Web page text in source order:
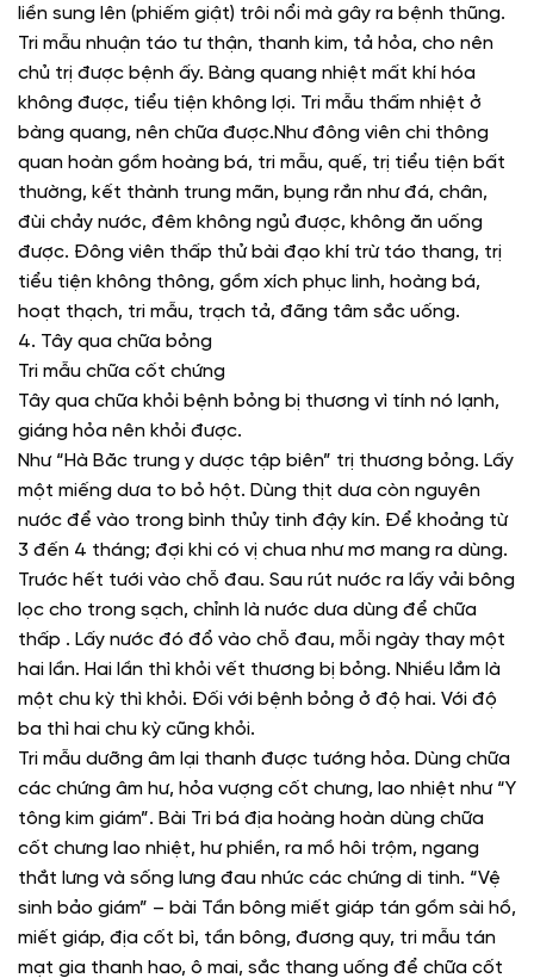
liền sung lên (phiếm giật) trôi nổi mà gây ra bệnh thũng.
Tri mẫu nhuận táo tư thận, thanh kim, tả hỏa, cho nên
chủ trị được bệnh ấy. Bàng quang nhiệt mất khí hóa
không được, tiểu tiện không lợi. Tri mẫu thấm nhiệt ở
bàng quang, nên chữa được.Như đông viên chi thông
quan hoàn gồm hoàng bá, tri mẫu, quế, trị tiểu tiện bất
thường, kết thành trung mãn, bụng rắn như đá, chân,
đùi chảy nước, đêm không ngủ được, không ăn uống
được. Đông viên thấp thử bài đạo khí trừ táo thang, trị
tiểu tiện không thông, gồm xích phục linh, hoàng bá,
hoạt thạch, tri mẫu, trạch tả, đãng tâm sắc uống.
4. Tây qua chữa bỏng
Tri mẫu chữa cốt chứng
Tây qua chữa khỏi bệnh bỏng bị thương vì tính nó lạnh,
giáng hỏa nên khỏi được.
Như “Hà Băc trung y dược tập biên” trị thương bỏng. Lấy
một miếng dưa to bỏ hột. Dùng thịt dưa còn nguyên
nước để vào trong bình thủy tinh đậy kín. Để khoảng từ
3 đến 4 tháng; đợi khi có vị chua như mơ mang ra dùng.
Trước hết tưới vào chỗ đau. Sau rút nước ra lấy vải bông
lọc cho trong sạch, chỉnh là nước dưa dùng để chữa
thấp . Lấy nước đó đổ vào chỗ đau, mỗi ngày thay một
hai lần. Hai lần thì khỏi vết thương bị bỏng. Nhiều lắm là
một chu kỳ thì khỏi. Đối với bệnh bỏng ở độ hai. Với độ
ba thì hai chu kỳ cũng khỏi.
Tri mẫu dưỡng âm lại thanh được tướng hỏa. Dùng chữa
các chứng âm hư, hỏa vượng cốt chưng, lao nhiệt như “Y
tông kim giám”. Bài Tri bá địa hoàng hoàn dùng chữa
cốt chưng lao nhiệt, hư phiền, ra mồ hôi trộm, ngang
thắt lưng và sống lưng đau nhức các chứng di tinh. “Vệ
sinh bảo giám” – bài Tần bông miết giáp tán gồm sài hồ,
miết giáp, địa cốt bì, tần bông, đương quy, tri mẫu tán
mạt gia thanh hao, ô mai, sắc thang uống để chữa cốt